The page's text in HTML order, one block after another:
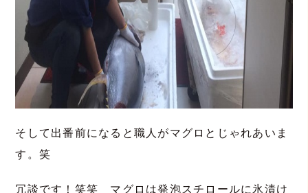
そして出番前になると職人がマグロとじゃれあいま
す。笑
冗談です！笑笑 マグロは発泡スチロールに氷漬け